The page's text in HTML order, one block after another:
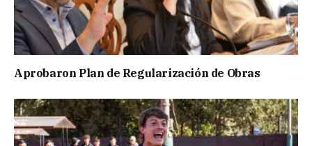
Aprobaron Plan de Regularización de Obras